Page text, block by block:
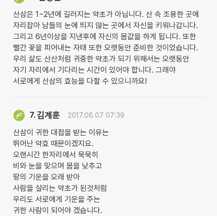
산삼은 1~2년에 길러지는 약초가 아닙니다. 산 속 조용한 곳에
자리잡아 남들의 눈에 띄지 않는 곳에서 자신을 키워나갑니다.
그리고 6년이상을 지낸후에 자신의 몸값을 하게 됩니다. 또한
빨간 꽃을 피어내는 자태 또한 오랫동안 준비한 것이었습니다.
우리 삶도 산산처럼 귀중한 약초가 되기 위해서는 오랫동안
자기 자리에서 기다리는 시간이 있어야 합니다. 그래야
서로에게 산삼의 효능을 다할 수 있으니까요!
7.김계훈 2017.06.07 07:39
산삼이 귀한 대접을 받는 이유는
뛰어난 약효 때문이겠지요.
오랜시간 한자리에서 묵묵히
비와 눈을 맞으며 몸을 낮추고
땅의 기운을 오래 받아
사람을 살리는 약초가 된것처럼
우리도 서로에게 기운을 주는
귀한 사람이 되어야 겠습니다.